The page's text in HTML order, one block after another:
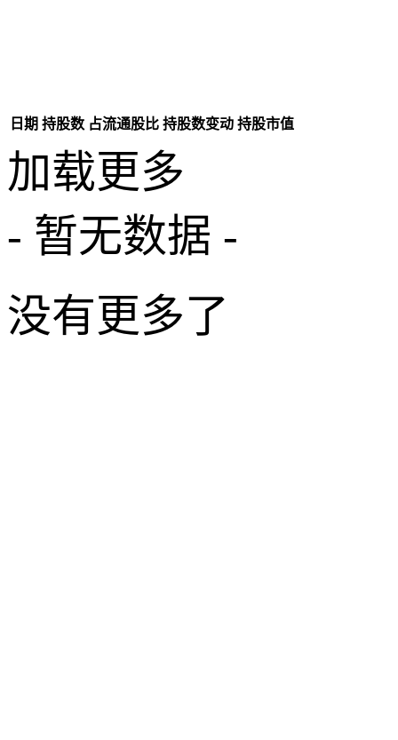
日期 持股数 占流通股比 持股数变动 持股市值
加载更多
- 暂无数据 -
没有更多了